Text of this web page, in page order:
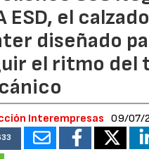
ESD, el
diseñado
el ritmo del
Interempresas 09/07/